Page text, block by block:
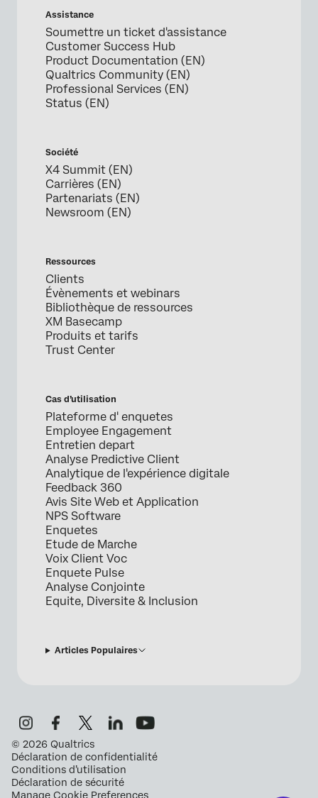
Assistance
Soumettre un ticket d'assistance
Customer Success Hub
Product Documentation (EN)
Qualtrics Community (EN)
Professional Services (EN)
Status (EN)
Société
X4 Summit (EN)
Carrières (EN)
Partenariats (EN)
Newsroom (EN)
Ressources
Clients
Évènements et webinars
Bibliothèque de ressources
XM Basecamp
Produits et tarifs
Trust Center
Cas d’utilisation
Plateforme d' enquetes
Employee Engagement
Entretien depart
Analyse Predictive Client
Analytique de l'expérience digitale
Feedback 360
Avis Site Web et Application
NPS Software
Enquetes
Etude de Marche
Voix Client Voc
Enquete Pulse
Analyse Conjointe
Equite, Diversite & Inclusion
Articles Populaires
© 2026 Qualtrics
Déclaration de confidentialité
Conditions d’utilisation
Déclaration de sécurité
Manage Cookie Preferences